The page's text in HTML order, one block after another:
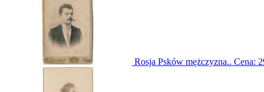
Rosja Psków mężczyzna.. Cena: